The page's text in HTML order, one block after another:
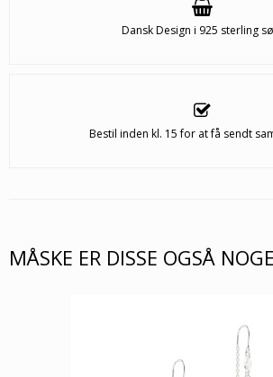
Dansk Design i 925 sterling
Bestil inden kl. 15 for at få sendt
MÅSKE ER DISSE OGSÅ